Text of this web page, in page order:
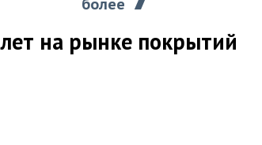
более
лет на рынке покрытий